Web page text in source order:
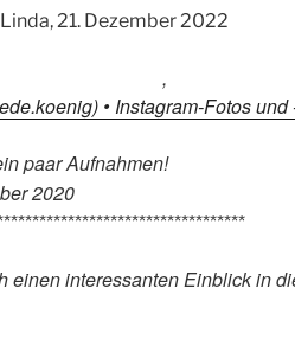
21. Dezember 2022
,
• Instagram-Fotos und
paar Aufnahmen!
2020
einen interessanten Einblick in